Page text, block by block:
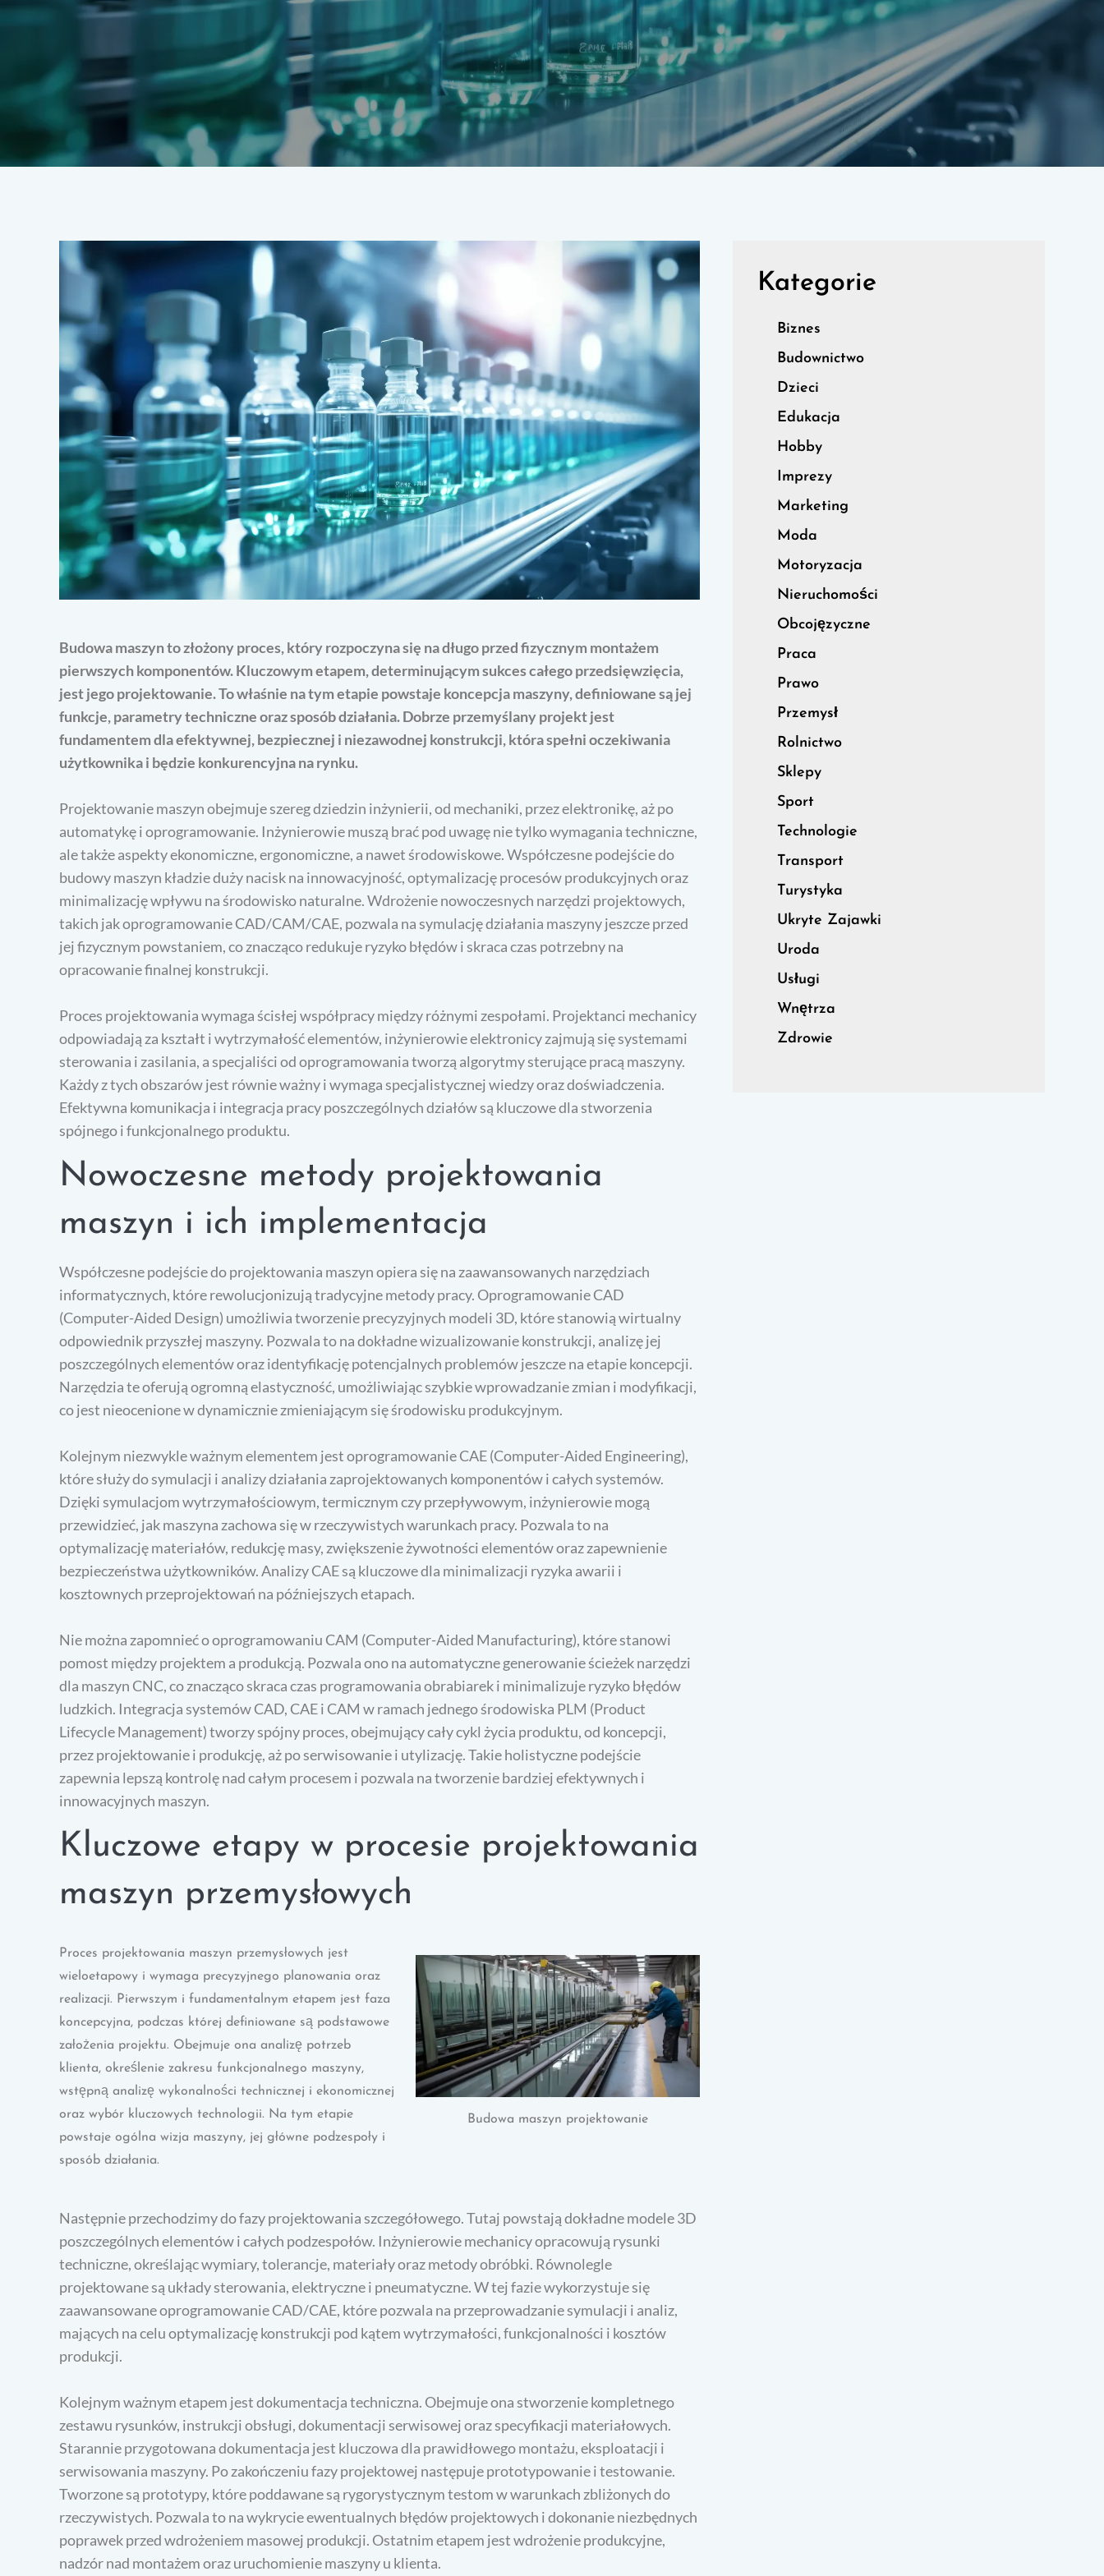
Budowa maszyn to złożony proces, który rozpoczyna się na długo przed fizycznym montażem
pierwszych komponentów. Kluczowym etapem, determinującym sukces całego przedsięwzięcia,
jest jego projektowanie. To właśnie na tym etapie powstaje koncepcja maszyny, definiowane są jej
funkcje, parametry techniczne oraz sposób działania. Dobrze przemyślany projekt jest
fundamentem dla efektywnej, bezpiecznej i niezawodnej konstrukcji, która spełni oczekiwania
użytkownika i będzie konkurencyjna na rynku.
Projektowanie maszyn obejmuje szereg dziedzin inżynierii, od mechaniki, przez elektronikę, aż po
automatykę i oprogramowanie. Inżynierowie muszą brać pod uwagę nie tylko wymagania techniczne,
ale także aspekty ekonomiczne, ergonomiczne, a nawet środowiskowe. Współczesne podejście do
budowy maszyn kładzie duży nacisk na innowacyjność, optymalizację procesów produkcyjnych oraz
minimalizację wpływu na środowisko naturalne. Wdrożenie nowoczesnych narzędzi projektowych,
takich jak oprogramowanie CAD/CAM/CAE, pozwala na symulację działania maszyny jeszcze przed
jej fizycznym powstaniem, co znacząco redukuje ryzyko błędów i skraca czas potrzebny na
opracowanie finalnej konstrukcji.
Proces projektowania wymaga ścisłej współpracy między różnymi zespołami. Projektanci mechanicy
odpowiadają za kształt i wytrzymałość elementów, inżynierowie elektronicy zajmują się systemami
sterowania i zasilania, a specjaliści od oprogramowania tworzą algorytmy sterujące pracą maszyny.
Każdy z tych obszarów jest równie ważny i wymaga specjalistycznej wiedzy oraz doświadczenia.
Efektywna komunikacja i integracja pracy poszczególnych działów są kluczowe dla stworzenia
spójnego i funkcjonalnego produktu.
Nowoczesne metody projektowania
maszyn i ich implementacja
Współczesne podejście do projektowania maszyn opiera się na zaawansowanych narzędziach
informatycznych, które rewolucjonizują tradycyjne metody pracy. Oprogramowanie CAD
(Computer-Aided Design) umożliwia tworzenie precyzyjnych modeli 3D, które stanowią wirtualny
odpowiednik przyszłej maszyny. Pozwala to na dokładne wizualizowanie konstrukcji, analizę jej
poszczególnych elementów oraz identyfikację potencjalnych problemów jeszcze na etapie koncepcji.
Narzędzia te oferują ogromną elastyczność, umożliwiając szybkie wprowadzanie zmian i modyfikacji,
co jest nieocenione w dynamicznie zmieniającym się środowisku produkcyjnym.
Kolejnym niezwykle ważnym elementem jest oprogramowanie CAE (Computer-Aided Engineering),
które służy do symulacji i analizy działania zaprojektowanych komponentów i całych systemów.
Dzięki symulacjom wytrzymałościowym, termicznym czy przepływowym, inżynierowie mogą
przewidzieć, jak maszyna zachowa się w rzeczywistych warunkach pracy. Pozwala to na
optymalizację materiałów, redukcję masy, zwiększenie żywotności elementów oraz zapewnienie
bezpieczeństwa użytkowników. Analizy CAE są kluczowe dla minimalizacji ryzyka awarii i
kosztownych przeprojektowań na późniejszych etapach.
Nie można zapomnieć o oprogramowaniu CAM (Computer-Aided Manufacturing), które stanowi
pomost między projektem a produkcją. Pozwala ono na automatyczne generowanie ścieżek narzędzi
dla maszyn CNC, co znacząco skraca czas programowania obrabiarek i minimalizuje ryzyko błędów
ludzkich. Integracja systemów CAD, CAE i CAM w ramach jednego środowiska PLM (Product
Lifecycle Management) tworzy spójny proces, obejmujący cały cykl życia produktu, od koncepcji,
przez projektowanie i produkcję, aż po serwisowanie i utylizację. Takie holistyczne podejście
zapewnia lepszą kontrolę nad całym procesem i pozwala na tworzenie bardziej efektywnych i
innowacyjnych maszyn.
Kluczowe etapy w procesie projektowania
maszyn przemysłowych
Budowa maszyn projektowanie
Proces projektowania maszyn przemysłowych jest
wieloetapowy i wymaga precyzyjnego planowania oraz
realizacji. Pierwszym i fundamentalnym etapem jest faza
koncepcyjna, podczas której definiowane są podstawowe
założenia projektu. Obejmuje ona analizę potrzeb
klienta, określenie zakresu funkcjonalnego maszyny,
wstępną analizę wykonalności technicznej i ekonomicznej
oraz wybór kluczowych technologii. Na tym etapie
powstaje ogólna wizja maszyny, jej główne podzespoły i
sposób działania.
Następnie przechodzimy do fazy projektowania szczegółowego. Tutaj powstają dokładne modele 3D
poszczególnych elementów i całych podzespołów. Inżynierowie mechanicy opracowują rysunki
techniczne, określając wymiary, tolerancje, materiały oraz metody obróbki. Równolegle
projektowane są układy sterowania, elektryczne i pneumatyczne. W tej fazie wykorzystuje się
zaawansowane oprogramowanie CAD/CAE, które pozwala na przeprowadzanie symulacji i analiz,
mających na celu optymalizację konstrukcji pod kątem wytrzymałości, funkcjonalności i kosztów
produkcji.
Kolejnym ważnym etapem jest dokumentacja techniczna. Obejmuje ona stworzenie kompletnego
zestawu rysunków, instrukcji obsługi, dokumentacji serwisowej oraz specyfikacji materiałowych.
Starannie przygotowana dokumentacja jest kluczowa dla prawidłowego montażu, eksploatacji i
serwisowania maszyny. Po zakończeniu fazy projektowej następuje prototypowanie i testowanie.
Tworzone są prototypy, które poddawane są rygorystycznym testom w warunkach zbliżonych do
rzeczywistych. Pozwala to na wykrycie ewentualnych błędów projektowych i dokonanie niezbędnych
poprawek przed wdrożeniem masowej produkcji. Ostatnim etapem jest wdrożenie produkcyjne,
nadzór nad montażem oraz uruchomienie maszyny u klienta.
Kategorie
Biznes
Budownictwo
Dzieci
Edukacja
Hobby
Imprezy
Marketing
Moda
Motoryzacja
Nieruchomości
Obcojęzyczne
Praca
Prawo
Przemysł
Rolnictwo
Sklepy
Sport
Technologie
Transport
Turystyka
Ukryte Zajawki
Uroda
Usługi
Wnętrza
Zdrowie